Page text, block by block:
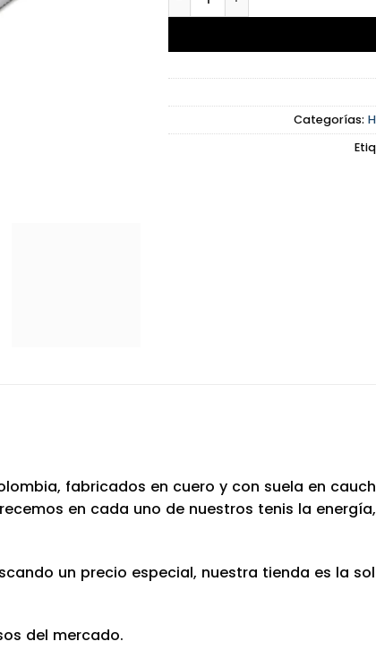
Categorías:
fabricados en cuero y con suela en
en cada uno de nuestros tenis la
un precio especial, nuestra tienda es la
del mercado.